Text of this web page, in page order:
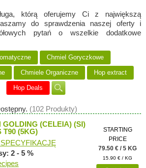
którą oferujemy Ci z największą
do sprawdzenia naszej oferty i
pytań o wszelkie dodatkowe
Chmiel Goryczkowe
Chmiele Organiczne Hop extract
Hop Deals
(102 Produkty)
GOLDING (CELEIA) (SI)
T90 (5KG)
2 - 5 %
STARTING
PRICE
79.50 € / 5 KG
15.90 € / KG